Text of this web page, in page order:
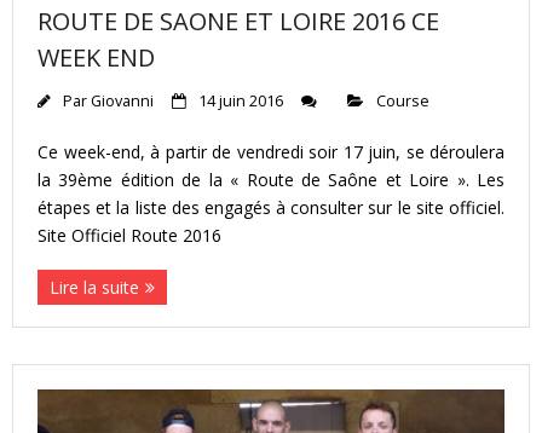
ROUTE DE SAONE ET LOIRE 2016 CE
WEEK END
ParGiovanni 14 juin 2016 Course
Ce week-end, à partir de vendredi soir 17 juin, se déroulera
la 39ème édition de la « Route de Saône et Loire ». Les
étapes et la liste des engagés à consulter sur le site officiel.
Site Officiel Route 2016
Lire la suite